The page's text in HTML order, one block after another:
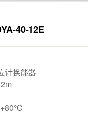
40-12E
计换能器
+80℃